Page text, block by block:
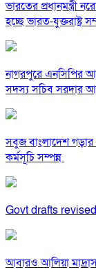
ভারতের প্রধানমন্ত্রী
হচ্ছে ভারত-যুক্তরাষ্ট্র
নাগরপুরে এনসিপির
সদস্য সচিব সরদার
সবুজ বাংলাদেশ গড়ার
কর্মসূচি সম্পন্ন
Govt drafts
আবারও আলিয়া